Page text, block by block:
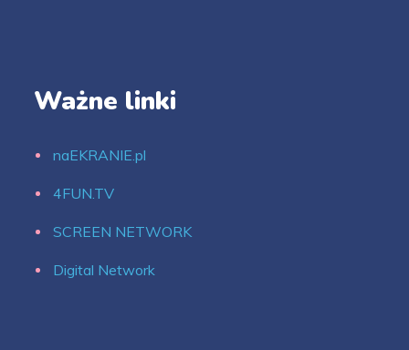
Ważne linki
naEKRANIE.pl
4FUN.TV
SCREEN NETWORK
Digital Network